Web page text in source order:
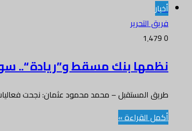
أخبار
فريق التحرير
0
نظمها بنك مسقط و”ريادة “..
طريق المستقبل – محمد محمود عثمان: نجحت
أكمل القراءة »